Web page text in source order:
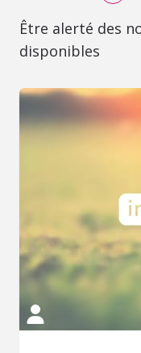
Être alerté des
disponibles